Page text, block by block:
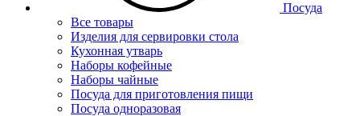
Посуда
Все товары
Изделия для сервировки стола
Кухонная утварь
Наборы кофейные
Наборы чайные
Посуда для приготовления пищи
Посуда одноразовая